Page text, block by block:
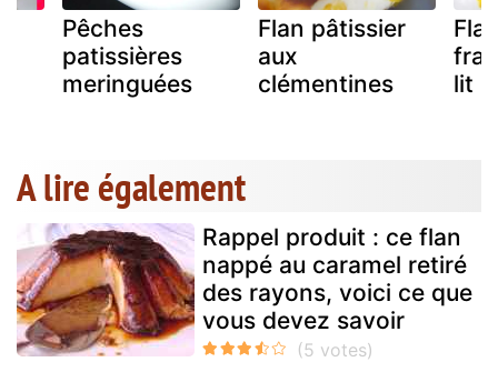
Pêches
patissières
meringuées
Flan pâtissier
aux
clémentines
lit
A lire également
Rappel produit : ce flan
nappé au caramel retiré
des rayons, voici ce que
vous devez savoir